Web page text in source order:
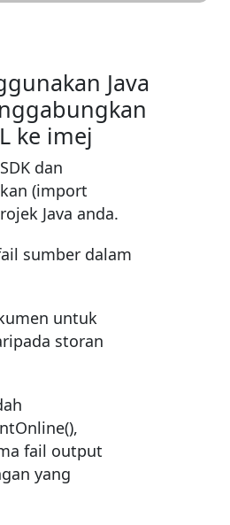
Java
ke imej
dan
(import
Java anda.
sumber dalam
untuk
storan
fail output
yang